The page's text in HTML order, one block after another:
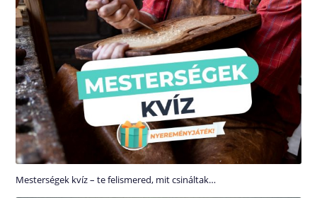
Mesterségek kvíz – te felismered, mit csináltak…